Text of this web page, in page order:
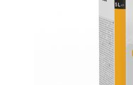
si
na